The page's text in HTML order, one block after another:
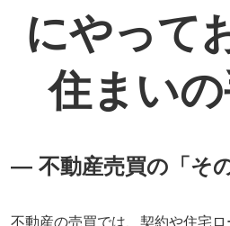
にやって
住まい
― 不動産売買の「そ
不動産の売買では、契約や住宅